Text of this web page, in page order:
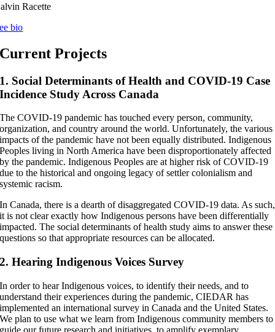
Racette
bio
Current Projects
1. Social Determinants of Health and COVID-19 Case
Incidence Study Across Canada
The COVID-19 pandemic has touched every person, community,
organization, and country around the world. Unfortunately, the various
impacts of the pandemic have not been equally distributed. Indigenous
Peoples living in North America have been disproportionately affected
by the pandemic. Indigenous Peoples are at higher risk of COVID-19
due to the historical and ongoing legacy of settler colonialism and
systemic racism.
In Canada, there is a dearth of disaggregated COVID-19 data. As such,
it is not clear exactly how Indigenous persons have been differentially
impacted. The social determinants of health study aims to answer these
questions so that appropriate resources can be allocated.
2. Hearing Indigenous Voices Survey
In order to hear Indigenous voices, to identify their needs, and to
understand their experiences during the pandemic, CIEDAR has
implemented an international survey in Canada and the United States.
We plan to use what we learn from Indigenous community members to
guide our future research and initiatives, to amplify exemplary